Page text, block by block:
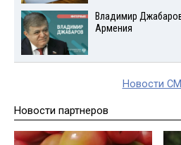
Владимир
Армения
Новости
Новости партнеров